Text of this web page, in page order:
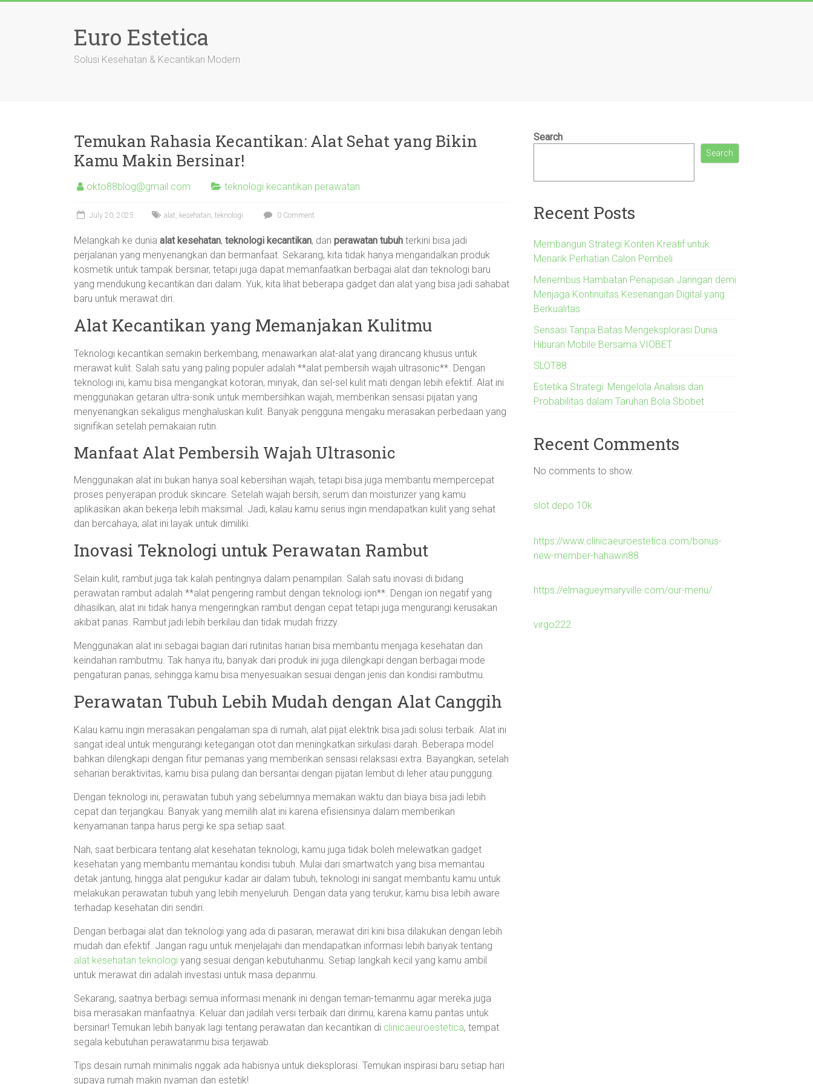
Euro Estetica
Solusi Kesehatan & Kecantikan Modern
Temukan Rahasia Kecantikan: Alat Sehat yang Bikin
Kamu Makin Bersinar!
okto88blog@gmail.com teknologi kecantikan perawatan
July 20, 2025 alat, kesehatan, teknologi 0 Comment
Melangkah ke dunia alat kesehatan, teknologi kecantikan, dan perawatan tubuh terkini bisa jadi
perjalanan yang menyenangkan dan bermanfaat. Sekarang, kita tidak hanya mengandalkan produk
kosmetik untuk tampak bersinar, tetapi juga dapat memanfaatkan berbagai alat dan teknologi baru
yang mendukung kecantikan dari dalam. Yuk, kita lihat beberapa gadget dan alat yang bisa jadi sahabat
baru untuk merawat diri.
Alat Kecantikan yang Memanjakan Kulitmu
Teknologi kecantikan semakin berkembang, menawarkan alat-alat yang dirancang khusus untuk
merawat kulit. Salah satu yang paling populer adalah **alat pembersih wajah ultrasonic**. Dengan
teknologi ini, kamu bisa mengangkat kotoran, minyak, dan sel-sel kulit mati dengan lebih efektif. Alat ini
menggunakan getaran ultra-sonik untuk membersihkan wajah, memberikan sensasi pijatan yang
menyenangkan sekaligus menghaluskan kulit. Banyak pengguna mengaku merasakan perbedaan yang
signifikan setelah pemakaian rutin.
Manfaat Alat Pembersih Wajah Ultrasonic
Menggunakan alat ini bukan hanya soal kebersihan wajah, tetapi bisa juga membantu mempercepat
proses penyerapan produk skincare. Setelah wajah bersih, serum dan moisturizer yang kamu
aplikasikan akan bekerja lebih maksimal. Jadi, kalau kamu serius ingin mendapatkan kulit yang sehat
dan bercahaya, alat ini layak untuk dimiliki.
Inovasi Teknologi untuk Perawatan Rambut
Selain kulit, rambut juga tak kalah pentingnya dalam penampilan. Salah satu inovasi di bidang
perawatan rambut adalah **alat pengering rambut dengan teknologi ion**. Dengan ion negatif yang
dihasilkan, alat ini tidak hanya mengeringkan rambut dengan cepat tetapi juga mengurangi kerusakan
akibat panas. Rambut jadi lebih berkilau dan tidak mudah frizzy.
Menggunakan alat ini sebagai bagian dari rutinitas harian bisa membantu menjaga kesehatan dan
keindahan rambutmu. Tak hanya itu, banyak dari produk ini juga dilengkapi dengan berbagai mode
pengaturan panas, sehingga kamu bisa menyesuaikan sesuai dengan jenis dan kondisi rambutmu.
Perawatan Tubuh Lebih Mudah dengan Alat Canggih
Kalau kamu ingin merasakan pengalaman spa di rumah, alat pijat elektrik bisa jadi solusi terbaik. Alat ini
sangat ideal untuk mengurangi ketegangan otot dan meningkatkan sirkulasi darah. Beberapa model
bahkan dilengkapi dengan fitur pemanas yang memberikan sensasi relaksasi extra. Bayangkan, setelah
seharian beraktivitas, kamu bisa pulang dan bersantai dengan pijatan lembut di leher atau punggung.
Dengan teknologi ini, perawatan tubuh yang sebelumnya memakan waktu dan biaya bisa jadi lebih
cepat dan terjangkau. Banyak yang memilih alat ini karena efisiensinya dalam memberikan
kenyamanan tanpa harus pergi ke spa setiap saat.
Nah, saat berbicara tentang alat kesehatan teknologi, kamu juga tidak boleh melewatkan gadget
kesehatan yang membantu memantau kondisi tubuh. Mulai dari smartwatch yang bisa memantau
detak jantung, hingga alat pengukur kadar air dalam tubuh, teknologi ini sangat membantu kamu untuk
melakukan perawatan tubuh yang lebih menyeluruh. Dengan data yang terukur, kamu bisa lebih aware
terhadap kesehatan diri sendiri.
Dengan berbagai alat dan teknologi yang ada di pasaran, merawat diri kini bisa dilakukan dengan lebih
mudah dan efektif. Jangan ragu untuk menjelajahi dan mendapatkan informasi lebih banyak tentang
alat kesehatan teknologi yang sesuai dengan kebutuhanmu. Setiap langkah kecil yang kamu ambil
untuk merawat diri adalah investasi untuk masa depanmu.
Sekarang, saatnya berbagi semua informasi menarik ini dengan teman-temanmu agar mereka juga
bisa merasakan manfaatnya. Keluar dan jadilah versi terbaik dari dirimu, karena kamu pantas untuk
bersinar! Temukan lebih banyak lagi tentang perawatan dan kecantikan di clinicaeuroestetica, tempat
segala kebutuhan perawatanmu bisa terjawab.
Tips desain rumah minimalis nggak ada habisnya untuk dieksplorasi. Temukan inspirasi baru setiap hari
supaya rumah makin nyaman dan estetik!
Search
Search
Recent Posts
Membangun Strategi Konten Kreatif untuk
Menarik Perhatian Calon Pembeli
Menembus Hambatan Penapisan Jaringan demi
Menjaga Kontinuitas Kesenangan Digital yang
Berkualitas
Sensasi Tanpa Batas Mengeksplorasi Dunia
Hiburan Mobile Bersama VIOBET
SLOT88
Estetika Strategi: Mengelola Analisis dan
Probabilitas dalam Taruhan Bola Sbobet
Recent Comments
No comments to show.
slot depo 10k
https://www.clinicaeuroestetica.com/bonus-
new-member-hahawin88
https://elmagueymaryville.com/our-menu/
virgo222